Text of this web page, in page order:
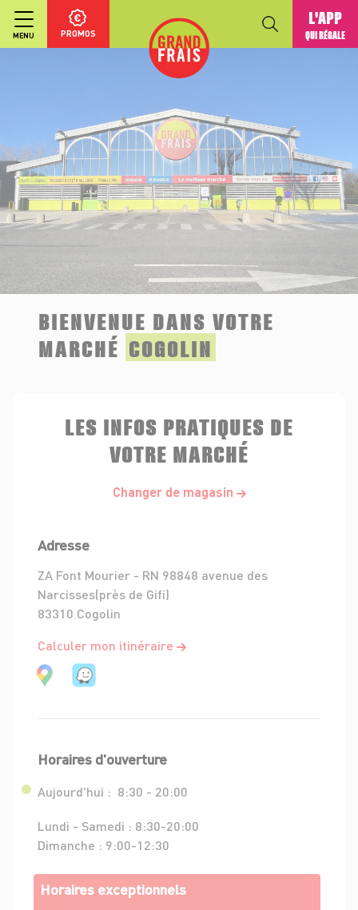
MENU PROMOS
L'APP
QUI RÉGALE
BIENVENUE DANS VOTRE
MARCHÉ COGOLIN
LES INFOS PRATIQUES DE
VOTRE MARCHÉ
Changer de magasin
Adresse
ZA Font Mourier - RN 98848 avenue des
Narcisses(près de Gifi)
83310 Cogolin
Calculer mon itinéraire
Horaires d'ouverture
Aujourd'hui : 8:30 - 20:00
Lundi - Samedi : 8:30-20:00
Dimanche : 9:00-12:30
Horaires exceptionnels